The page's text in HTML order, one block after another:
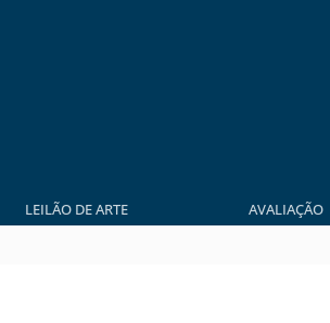
LEILÃO DE ARTE AVALIAÇÃO